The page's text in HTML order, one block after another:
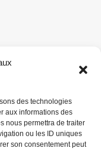
des technologies
aux informations des
nous permettra de traiter
ou les ID uniques
son consentement peut